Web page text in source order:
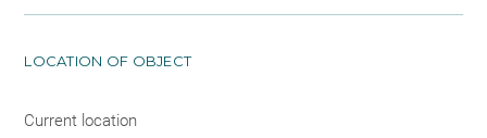
LOCATION OF OBJECT
Current location